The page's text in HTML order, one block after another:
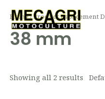
contenu
Home/ Product Espacement
38 mm
Showing all 2 results